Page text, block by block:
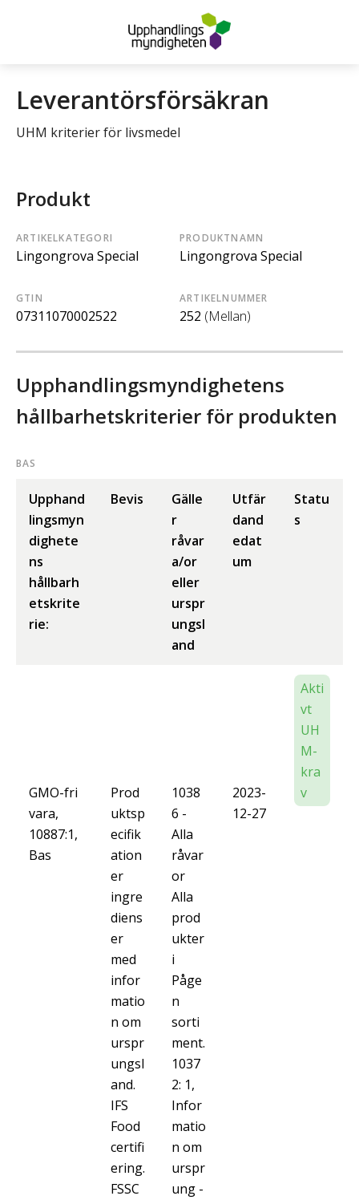
Leverantörsförsäkran
UHM kriterier för livsmedel
Produkt
ARTIKELKATEGORI
Lingongrova Special
PRODUKTNAMN
Lingongrova Special
GTIN
07311070002522
ARTIKELNUMMER
252 (Mellan)
Upphandlingsmyndighetens
hållbarhetskriterier för produkten
BAS
Upphand
lingsmyn
dighete
ns
hållbarh
etskrite
rie:
Bevis
Gälle
r
råvar
a/or
eller
urspr
ungsl
and
Utfär
dand
edat
um
Statu
s
GMO-fri
vara,
10887:1,
Bas
Prod
uktsp
ecifik
ation
er
ingre
diens
er
med
infor
matio
n om
urspr
ungsl
and.
IFS
Food
certifi
ering.
FSSC
1038
6 -
Alla
råvar
or
Alla
prod
ukter
i
Påge
n
sorti
ment.
1037
2: 1,
Infor
matio
n om
urspr
ung -
2023-
12-27
Akti
vt
UH
M-
kra
v